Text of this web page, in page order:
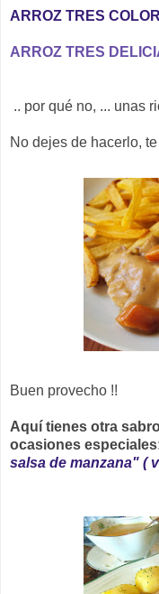
ARROZ TRES
ARROZ TRES
.. por qué no, ... unas
No dejes de hacerlo,
Buen provecho !!
Aquí tienes otra
ocasiones
salsa de manzana" (